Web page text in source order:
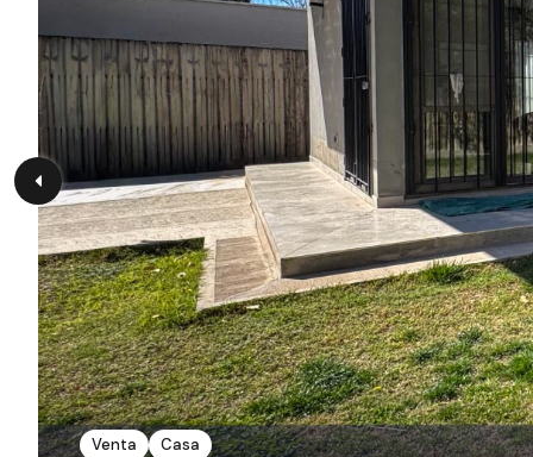
Venta Casa